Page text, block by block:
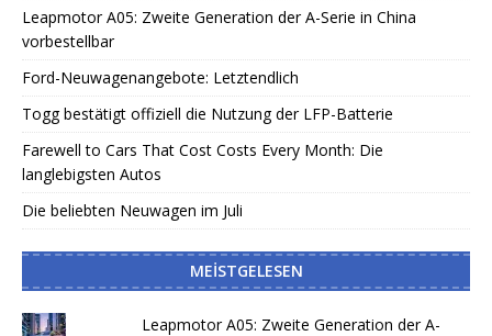
Leapmotor A05: Zweite Generation der A-Serie in China
vorbestellbar
Ford-Neuwagenangebote: Letztendlich
Togg bestätigt offiziell die Nutzung der LFP-Batterie
Farewell to Cars That Cost Costs Every Month: Die
langlebigsten Autos
Die beliebten Neuwagen im Juli
MEISTGELESEN
Leapmotor A05: Zweite Generation der A-